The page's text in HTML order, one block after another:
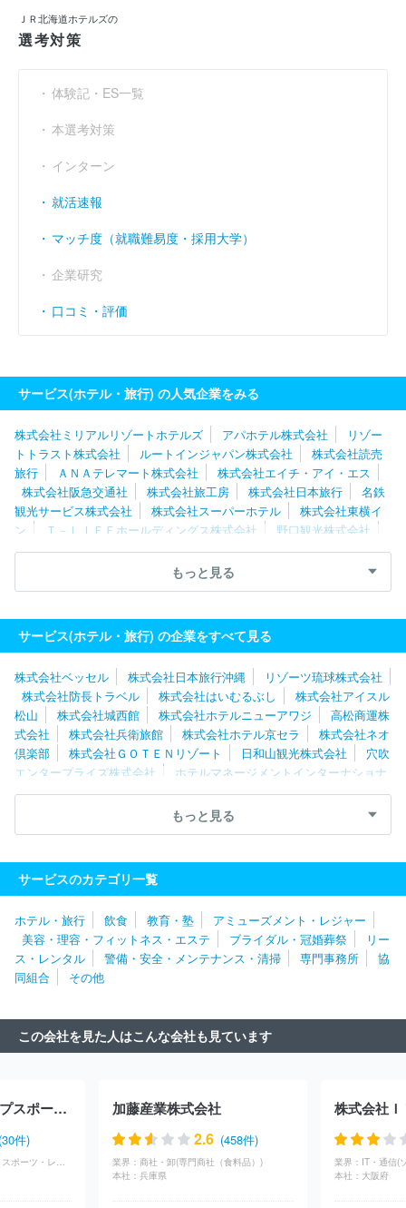
利益余剰金
売上伸び率
営業利益率 （％）
経常利益率 （％）
ＪＲ北海道ホテルズの
選考対策
体験記・ES一覧
本選考対策
インターン
就活速報
マッチ度（就職難易度・採用大学）
企業研究
口コミ・評価
サービス(ホテル・旅行) の人気企業をみる
株式会社ミリアルリゾートホテルズ アパホテル株式会社
リゾー
トトラスト株式会社
ルートインジャパン株式会社
株式会社読売
旅行
ＡＮＡテレマート株式会社
株式会社エイチ・アイ・エス
株式会社阪急交通社
株式会社旅工房 株式会社日本旅行
名鉄
観光サービス株式会社
株式会社スーパーホテル
株式会社東横イ
ン
Ｔ－ＬＩＦＥホールディングス株式会社
野口観光株式会社
株式会社エス・ティー・ワールド
株式会社ＫＴＫ
株式会社浜友
ロングライフホールディング株式会社
株式会社阪急阪
神ホテルズ
株式会社中の坊
株式会社ベルクラシック東京
株式会社兵衛旅
館
株式会社京王プラザホテル 遠鉄観光開発株式会社
もっと見る
サービス(ホテル・旅行) の企業をすべて見る
株式会社ベッセル 株式会社日本旅行沖縄
リゾーツ琉球株式会社
株式会社防長トラベル
株式会社はいむるぶし
株式会社アイスル
松山
株式会社城西館 株式会社ホテルニューアワジ
高松商運株
式会社
株式会社兵衛旅館 株式会社ホテル京セラ
株式会社ネオ
倶楽部
株式会社ＧＯＴＥＮリゾート 日和山観光株式会社
穴吹
エンタープライズ株式会社
ホテルマネージメントインターナショナ
ル株式会社
株式会社夢舞台 株式会社西鉄ホテルズ
株式会社Ｒ
よろづや観光株式会社 株式会社加賀屋
株式会社青雲
荘
ーホテル
株式会社ツーリストアイチ 株式会社ホテル銀水荘
株
式会社阪急交通社
ロングライフホールディング株式会社
レーション
株式会社琵琶湖グランドホテル
株式会社ＪＲ東海ホ
テルズ
株式会社ロイヤルオークリゾート
名鉄観光サービス株式
会社
株式会社グラッドシステムズ
株式会社阪急阪神ホテルズ
遠鉄観光開発株式会社
ート株式会社
株式会社京都東急ホテル
株式会社東京ドーム・リ
ゾートオペレーションズ
株式会社呉竹荘
リゾートトラスト株式
会社
株式会社星野リゾート 株式会社水明館
株式会社登別グラ
社ニューコーポレーション
野口観光株式会社
株式会社伊勢甚本
社
株式会社萬世閣 株式会社エス・ティー・ワールド
株式会社
株式会社パレスホテル 株式会社ホテル南風荘
ＡＮＡテレ
もっと見る
サービスのカテゴリ一覧
ホテル・旅行 飲食 教育・塾
アミューズメント・レジャー
美容・理容・フィットネス・エステ
ブライダル・冠婚葬祭
リー
ス・レンタル
警備・安全・メンテナンス・清掃 専門事務所
協
同組合
その他
この会社を見た人はこんな会社も見ています
株式会社ダンロップスポーツマーケティング
件)
商社・卸(専門商社（スポーツ・レジャー用品）)
加藤産業株式会社
2.6 (458件)
業界： 商社・卸(専門商社（食料品）)
本社： 兵庫県
業界： IT・通信(
本社： 大阪府